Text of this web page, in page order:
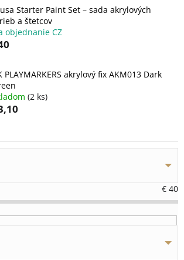
Starter Paint Set – sada akrylových
a štetcov
objednanie CZ
PLAYMARKERS akrylový fix AKM013 Dark
(2 ks)
€ 40